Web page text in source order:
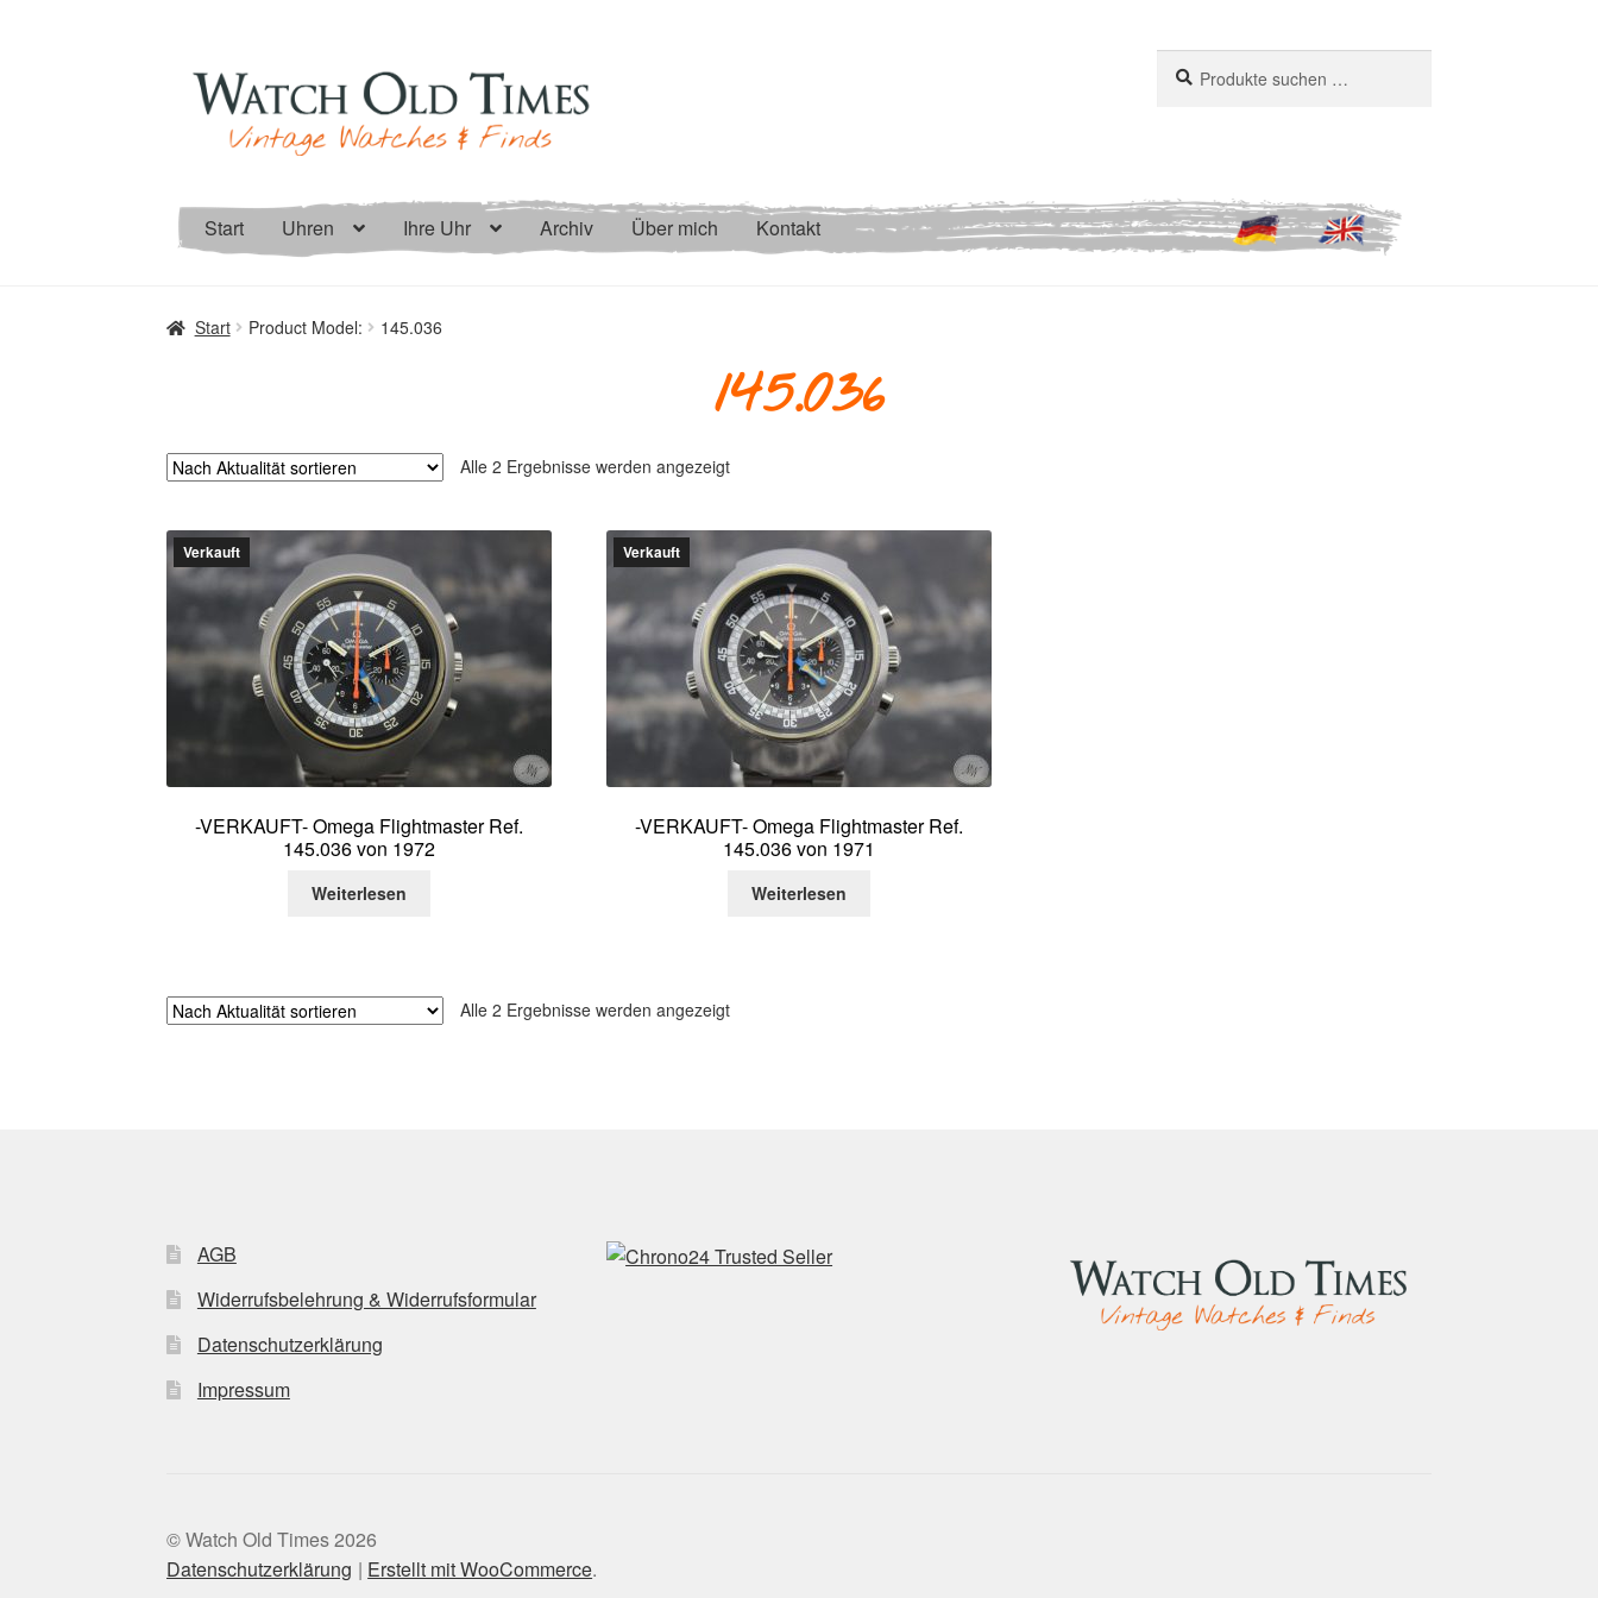
Navigation
springen
Inhalt
springen
nach:
Start Uhren Ihre Uhr Archiv Über mich Kontakt
Start Product Model: 145.036
145.036
Alle 2 Ergebnisse werden angezeigtNach
Verkauft
-VERKAUFT- Omega Flightmaster Ref.
145.036 von 1972
Weiterlesen
Verkauft
-VERKAUFT- Omega Flightmaster Ref.
145.036 von 1971
Weiterlesen
Alle 2 Ergebnisse werden angezeigtNach
AGB
Widerrufsbelehrung & Widerrufsformular
Datenschutzerklärung
Impressum
© Watch Old Times 2026
Datenschutzerklärung
Erstellt mit WooCommerce.